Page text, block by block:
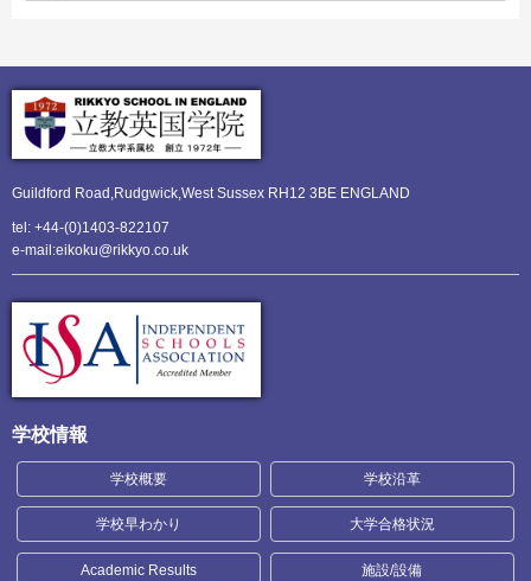
Guildford Road,Rudgwick,West Sussex RH12 3BE ENGLAND
tel: +44-(0)1403-822107
e-mail:eikoku@rikkyo.co.uk
学校情報
学校概要 学校沿革
学校早わかり 大学合格状況
Academic Results 施設/設備